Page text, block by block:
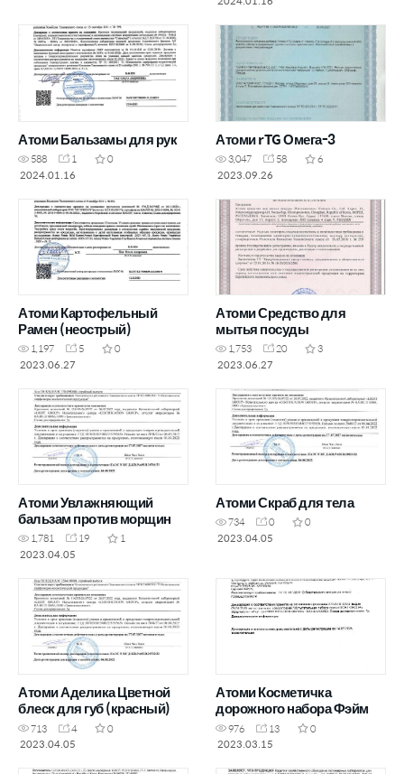
Атоми Бальзамы для рук
588 1
0
2024.01.16
Атоми rTG Омега-3
3,047 58
6
2023.09.26
Атоми Картофельный
Рамен (неострый)
1,197 5
0
2023.06.27
Атоми Средство для
мытья посуды
1,753 20
3
2023.06.27
Атоми Увлажняющий
бальзам против морщин
1,781 19
1
2023.04.05
Атоми Скраб для тела
734 0
0
2023.04.05
Атоми Аделика Цветной
блеск для губ (красный)
713 4
0
2023.04.05
Атоми Косметичка
дорожного набора Фэйм
976 13
0
2023.03.15